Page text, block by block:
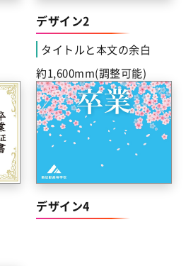
デザイン2
タイトルと本文の余白
約1,600mm(調整可能)
デザイン4